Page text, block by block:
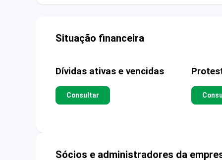
Situação financeira
Dívidas ativas e vencidas
Consultar
Sócios e administradores da